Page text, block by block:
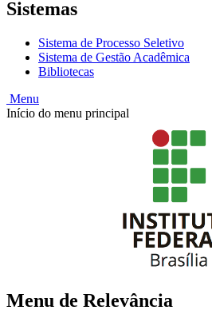
Sistemas
Sistema de Processo Seletivo
Sistema de Gestão Acadêmica
Bibliotecas
Menu
Início do menu principal
Menu de Relevância